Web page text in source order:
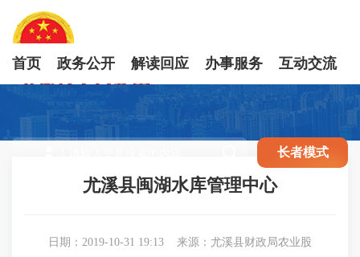
首页 政务公开 解读回应 办事服务 互动交流
长者模式
尤溪县闽湖水库管理中心
日期：2019-10-31 19:13 来源：尤溪县财政局农业股